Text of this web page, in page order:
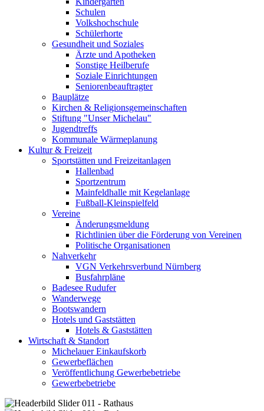
Schulen
Volkshochschule
Schülerhorte
Gesundheit und Soziales
Ärzte und Apotheken
Sonstige Heilberufe
Soziale Einrichtungen
Seniorenbeauftragter
Bauplätze
Kirchen & Religionsgemeinschaften
Stiftung "Unser Michelau"
Jugendtreffs
Kommunale Wärmeplanung
Kultur & Freizeit
Sportstätten und Freizeitanlagen
Hallenbad
Sportzentrum
Mainfeldhalle mit Kegelanlage
Fußball-Kleinspielfeld
Vereine
Änderungsmeldung
Richtlinien über die Förderung von Vereinen
Politische Organisationen
Nahverkehr
VGN Verkehrsverbund Nürnberg
Busfahrpläne
Badesee Rudufer
Wanderwege
Bootswandern
Hotels und Gaststätten
Hotels & Gaststätten
Wirtschaft & Standort
Michelauer Einkaufskorb
Gewerbeflächen
Veröffentlichung Gewerbebetriebe
Gewerbebetriebe